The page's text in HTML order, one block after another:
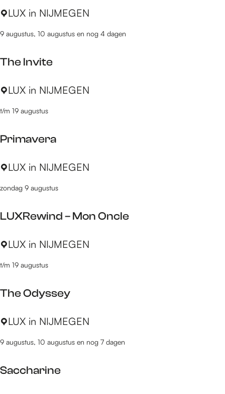
e
n
n
k
u
f
e
R
e
r
l
e
a
e
(
L
e
r
x
s
N
j
e
e
,
e
e
w
e
e
n
t
a
LUX in NIJMEGEN
The Invite
T
e
n
i
e
9 augustus, 10 augustus en nog 4 dagen
LUX in NIJMEGEN
Primavera
P
i
a
e
a
t/m 19 augustus
LUX in NIJMEGEN
LUXRewind – Mon Oncle
L
X
e
i
d
M
zondag 9 augustus
LUX in NIJMEGEN
The Odyssey
T
e
d
t/m 19 augustus
LUX in NIJMEGEN
Saccharine
9 augustus, 10 augustus en nog 7 dagen